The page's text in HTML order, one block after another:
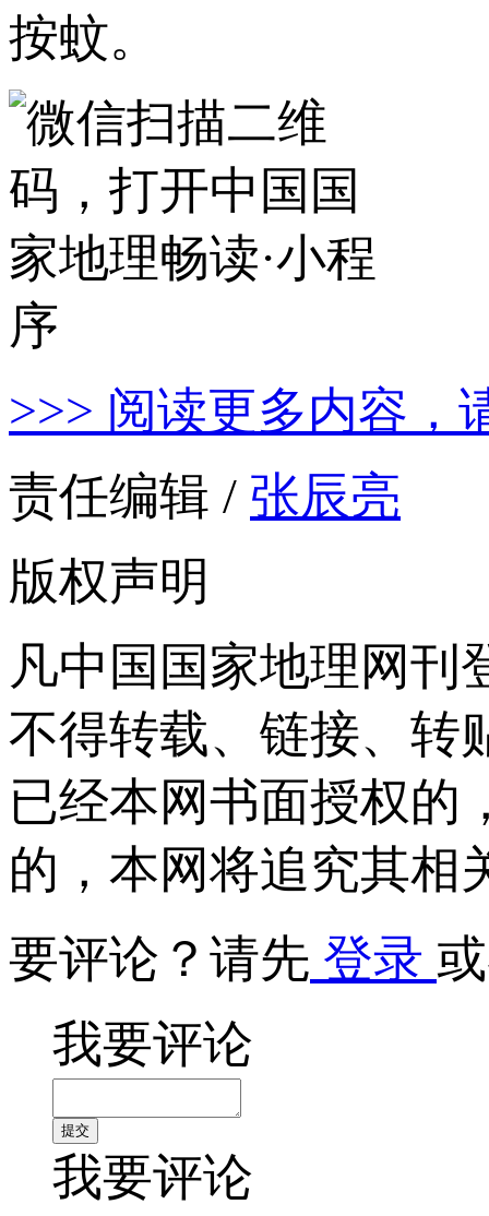
按蚊。
>>> 阅读更多内容，
责任编辑 / 张辰亮
版权声明
凡中国国家地理网刊
不得转载、链接、转
已经本网书面授权的
的，本网将追究其相
要评论？请先 登录
我要评论
我要评论